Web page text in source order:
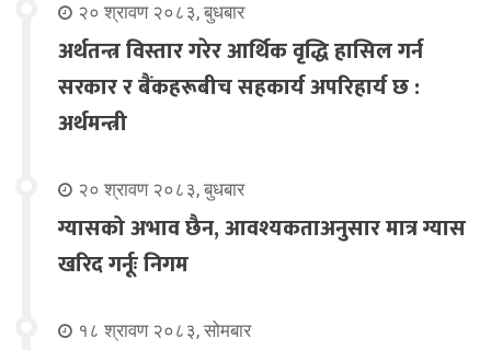
२० श्रावण २०८३, बुधबार
अर्थतन्त्र विस्तार गरेर आर्थिक वृद्धि हासिल गर्न
सरकार र बैंकहरूबीच सहकार्य अपरिहार्य छ :
अर्थमन्त्री
२० श्रावण २०८३, बुधबार
ग्यासको अभाव छैन, आवश्यकताअनुसार मात्र ग्यास
खरिद गर्नूः निगम
१८ श्रावण २०८३, सोमबार